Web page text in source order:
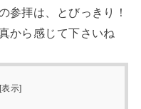
参拝は、とびっきり！
から感じて下さいね
[表示]